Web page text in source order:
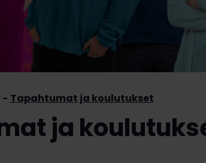
ja
Tapahtumat ja koulutukset